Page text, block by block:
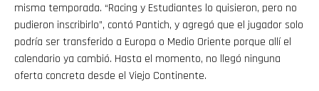
misma temporada. “Racing y Estudiantes lo quisieron, pero no
pudieron inscribirlo”, contó Pantich, y agregó que el jugador solo
podría ser transferido a Europa o Medio Oriente porque allí el
calendario ya cambió. Hasta el momento, no llegó ninguna
oferta concreta desde el Viejo Continente.